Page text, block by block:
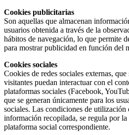
Cookies publicitarias
Son aquellas que almacenan
usuarios obtenida a través de la
hábitos de navegación, lo que permite
para mostrar publicidad en función del
Cookies sociales
Cookies de redes sociales externas,
visitantes puedan interactuar con el
plataformas sociales (Facebook,
que se generan únicamente para los
sociales. Las condiciones de utilización
información recopilada, se regula por
plataforma social correspondiente.